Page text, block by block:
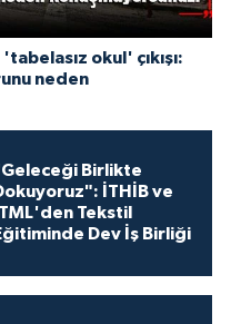
okul' çıkışı:
neden
Birlikte
İTHİB ve
İTML'den Tekstil
Dev İş Birliği